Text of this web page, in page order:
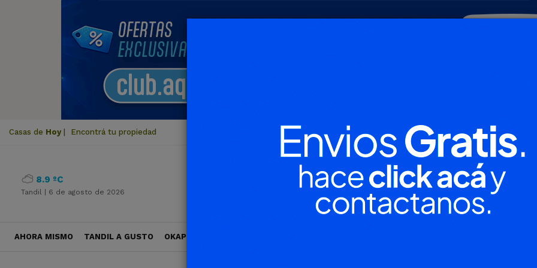
Casas de Hoy Encontrá tu propiedad
8.9 ºC
Tandil | 6 de agosto de 2026
AHORA MISMO TANDIL A GUSTO OKAPI VIAJES